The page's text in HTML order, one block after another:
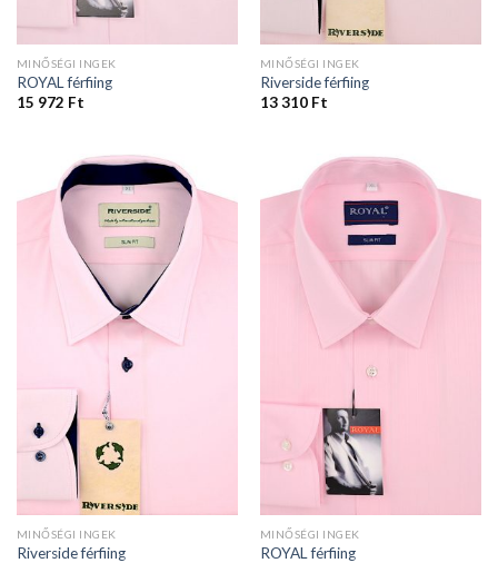
MINŐSÉGI INGEK
ROYAL férfiing
15 972 Ft
MINŐSÉGI INGEK
Riverside férfiing
13 310 Ft
MINŐSÉGI INGEK
Riverside férfiing
MINŐSÉGI INGEK
ROYAL férfiing